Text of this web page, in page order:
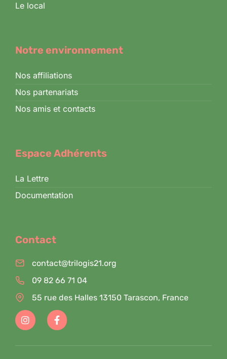
Le local
Notre environnement
Nos affiliations
Nos partenariats
Nos amis et contacts
Espace Adhérents
La Lettre
Documentation
Contact
contact@trilogis21.org
09 82 66 71 04
55 rue des Halles 13150 Tarascon, France